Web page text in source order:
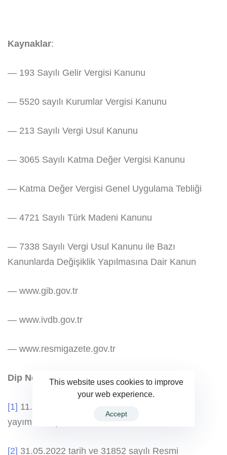
Kaynaklar:
— 193 Sayılı Gelir Vergisi Kanunu
— 5520 sayılı Kurumlar Vergisi Kanunu
— 213 Sayılı Vergi Usul Kanunu
— 3065 Sayılı Katma Değer Vergisi Kanunu
— Katma Değer Vergisi Genel Uygulama Tebliği
— 4721 Sayılı Türk Madeni Kanunu
— 7338 Sayılı Vergi Usul Kanunu ile Bazı
Kanunlarda Değişiklik Yapılmasına Dair Kanun
— www.gib.gov.tr
— www.ivdb.gov.tr
— www.resmigazete.gov.tr
Dip Notlar:
[1] 11.06.2022 tarihli Resmi Gazete’de
yayımlanmıştır.
[2] 31.05.2022 tarih ve 31852 sayılı Resmi
This website uses cookies to improve
your web experience.
Accept